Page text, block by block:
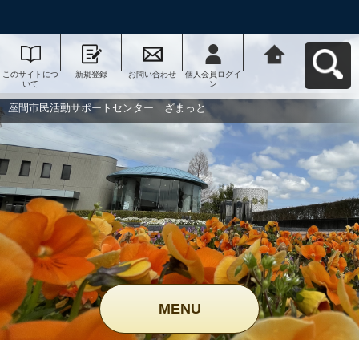
このサイトにつ
いて
新規登録 お問い合わせ
個人会員ログイ
ン
ー ざまっとへ
座間市民活動サポートセンター ざまっと
MENU